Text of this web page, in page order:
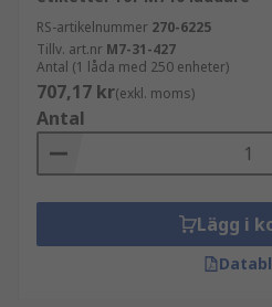
RS-artikelnummer 270-6225
Tillv. art.nr M7-31-427
Antal (1 låda med 250 enheter)
707,17 kr(exkl. moms)
Antal
Lägg i